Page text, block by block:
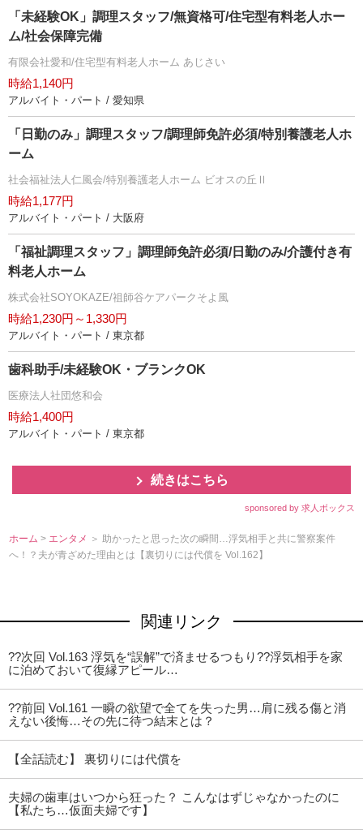
「未経験OK」調理スタッフ/無資格可/住宅型有料老人ホー
ム/社会保障完備
有限会社愛和/住宅型有料老人ホーム あじさい
時給1,140円
アルバイト・パート / 愛知県
「日勤のみ」調理スタッフ/調理師免許必須/特別養護老人ホ
ーム
社会福祉法人仁風会/特別養護老人ホーム ビオスの丘Ⅱ
時給1,177円
アルバイト・パート / 大阪府
「福祉調理スタッフ」調理師免許必須/日勤のみ/介護付き有
料老人ホーム
株式会社SOYOKAZE/祖師谷ケアパークそよ風
時給1,230円～1,330円
アルバイト・パート / 東京都
歯科助手/未経験OK・ブランクOK
医療法人社団悠和会
時給1,400円
アルバイト・パート / 東京都
続きはこちら
sponsored by 求人ボックス
ホーム > エンタメ ＞ 助かったと思った次の瞬間…浮気相手と共に警察案件
へ！？夫が青ざめた理由とは【裏切りには代償を Vol.162】
関連リンク
??次回 Vol.163 浮気を“誤解”で済ませるつもり??浮気相手を家
に泊めておいて復縁アピール…
??前回 Vol.161 一瞬の欲望で全てを失った男…肩に残る傷と消
えない後悔…その先に待つ結末とは？
【全話読む】 裏切りには代償を
夫婦の歯車はいつから狂った？ こんなはずじゃなかったのに
【私たち…仮面夫婦です】